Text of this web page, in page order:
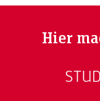
Hier